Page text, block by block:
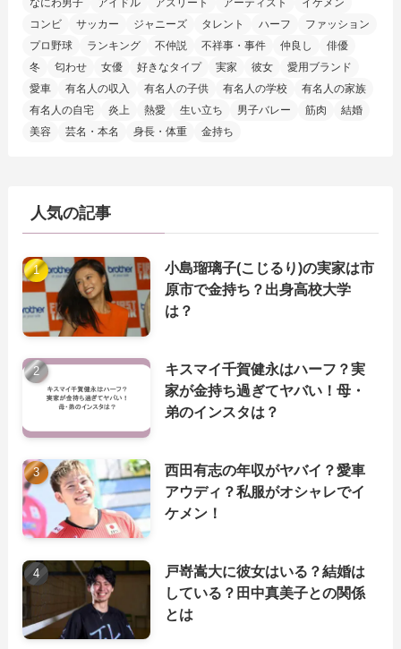
なにわ男子
アイドル アスリート アーティスト
イケメン
コンビ
サッカー ジャニーズ タレント ハーフ
ファッション
プロ野球
ランキング 不仲説 不祥事・事件 仲良し
俳優
冬
匂わせ 女優 好きなタイプ 実家 彼女
愛用ブランド
愛車
有名人の収入 有名人の子供 有名人の学校
有名人の家族
有名人の自宅
炎上 熱愛 生い立ち 男子バレー 筋肉
結婚
美容
芸名・本名 身長・体重 金持ち
人気の記事
小島瑠璃子(こじるり)の実家は市
原市で金持ち？出身高校大学
は？
キスマイ千賀健永はハーフ？実
家が金持ち過ぎてヤバい！母・
弟のインスタは？
西田有志の年収がヤバイ？愛車
アウディ？私服がオシャレでイ
ケメン！
戸嵜嵩大に彼女はいる？結婚は
している？田中真美子との関係
とは